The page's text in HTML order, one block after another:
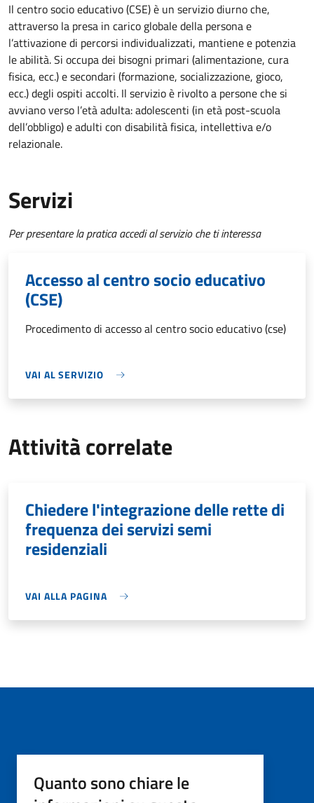
Il centro socio educativo (CSE) è un servizio diurno che,
attraverso la presa in carico globale della persona e
l’attivazione di percorsi individualizzati, mantiene e potenzia
le abilità. Si occupa dei bisogni primari (alimentazione, cura
fisica, ecc.) e secondari (formazione, socializzazione, gioco,
ecc.) degli ospiti accolti. Il servizio è rivolto a persone che si
avviano verso l’età adulta: adolescenti (in età post-scuola
dell’obbligo) e adulti con disabilità fisica, intellettiva e/o
relazionale.
Servizi
Per presentare la pratica accedi al servizio che ti interessa
Accesso al centro socio educativo
(CSE)
Procedimento di accesso al centro socio educativo (cse)
VAI AL SERVIZIO
Attività correlate
Chiedere l'integrazione delle rette di
frequenza dei servizi semi
residenziali
VAI ALLA PAGINA
Quanto sono chiare le